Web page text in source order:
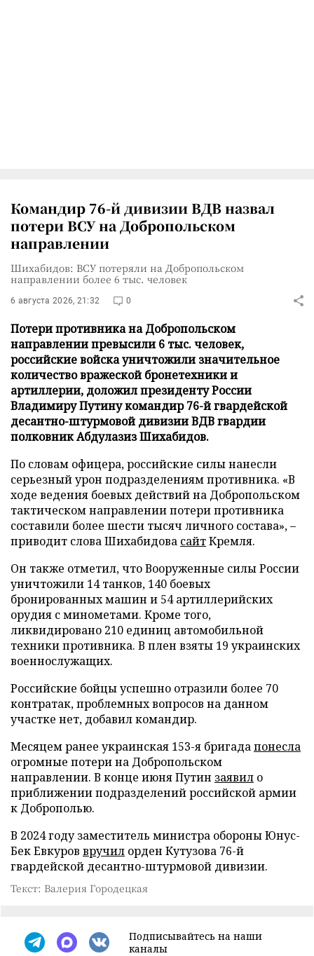
Командир 76-й дивизии ВДВ назвал
потери ВСУ на Добропольском
направлении
Шихабидов: ВСУ потеряли на Добропольском
направлении более 6 тыс. человек
6 августа 2026, 21:32 0
Потери противника на Добропольском
направлении превысили 6 тыс. человек,
российские войска уничтожили значительное
количество вражеской бронетехники и
артиллерии, доложил президенту России
Владимиру Путину командир 76-й гвардейской
десантно-штурмовой дивизии ВДВ гвардии
полковник Абдулазиз Шихабидов.
По словам офицера, российские силы нанесли
серьезный урон подразделениям противника. «В
ходе ведения боевых действий на Добропольском
тактическом направлении потери противника
составили более шести тысяч личного состава», –
приводит слова Шихабидова сайтКремля.
Он также отметил, что Вооруженные силы России
уничтожили 14 танков, 140 боевых
бронированных машин и 54 артиллерийских
орудия с минометами. Кроме того,
ликвидировано 210 единиц автомобильной
техники противника. В плен взяты 19 украинских
военнослужащих.
Российские бойцы успешно отразили более 70
контратак, проблемных вопросов на данном
участке нет, добавил командир.
Месяцем ранее украинская 153-я бригадапонесла
огромные потери на Добропольском
направлении. В конце июня Путин заявил о
приближении подразделений российской армии
к Доброполью.
В 2024 году заместитель министра обороны Юнус-
Бек Евкуров вручил орден Кутузова 76-й
гвардейской десантно-штурмовой дивизии.
Текст: Валерия Городецкая
Подписывайтесь на наши
каналы